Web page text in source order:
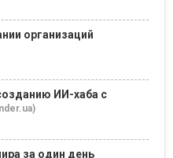
организаций
ИИ-хаба с
за один день